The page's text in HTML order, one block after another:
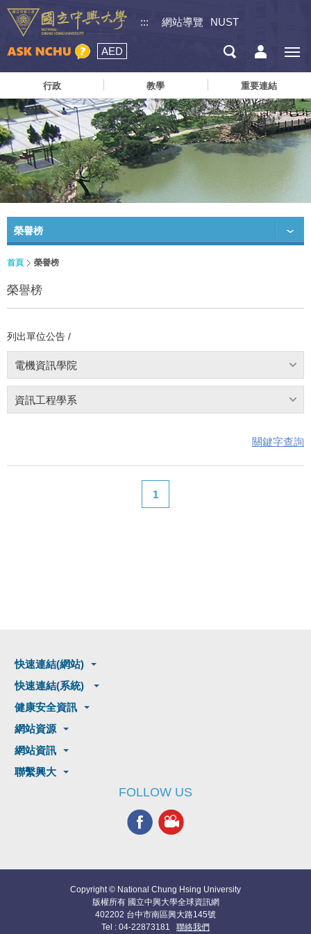
::: 網站導覽 NUST
AED
行政 教學 重要連結
榮譽榜
首頁 榮譽榜
榮譽榜
列出單位公告 /
電機資訊學院
資訊工程學系
關鍵字查詢
1
快速連結(網站)
快速連結(系統)
健康安全資訊
網站資源
網站資訊
聯繫興大
FOLLOW US
Copyright © National Chung Hsing University
版權所有 國立中興大學全球資訊網
402202 台中市南區興大路145號
Tel : 04-22873181 聯絡我們